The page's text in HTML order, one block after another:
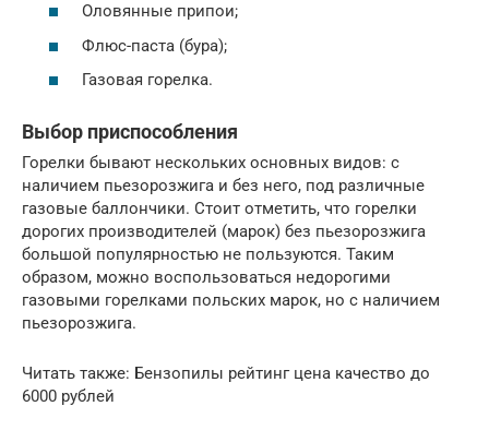
Оловянные припои;
Флюс-паста (бура);
Газовая горелка.
Выбор приспособления
Горелки бывают нескольких основных видов: с
наличием пьезорозжига и без него, под различные
газовые баллончики. Стоит отметить, что горелки
дорогих производителей (марок) без пьезорозжига
большой популярностью не пользуются. Таким
образом, можно воспользоваться недорогими
газовыми горелками польских марок, но с наличием
пьезорозжига.
Читать также: Бензопилы рейтинг цена качество до
6000 рублей